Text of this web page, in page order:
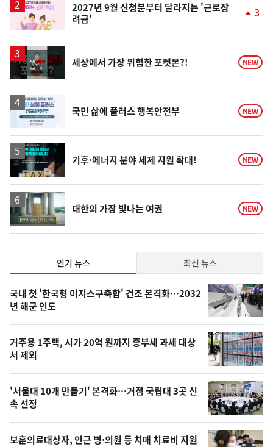
2027년 9월 신청분부터 달라지는 '근로장
려금'
승
3
영
세상에서 가장 위험한 포켓몬?! NEW
국민 삶에 플러스 행복안전부 NEW
기후·에너지 분야 세제 지원 확대! NEW
영
상
대한의 가장 빛나는 여권 NEW
기,
최
신,
오
늘
의
영
상
인기 뉴스 최신 뉴스
기
뉴
스
국내 첫 '한국형 이지스구축함' 건조 본격화…2032
년 해군 인도
거주용 1주택, 시가 20억 원까지 종부세 과세 대상
서 제외
'서울대 10개 만들기' 본격화…거점 국립대 3곳 신
속 선정
보훈의료대상자, 인근 병·의원 등 치매 치료비 지원